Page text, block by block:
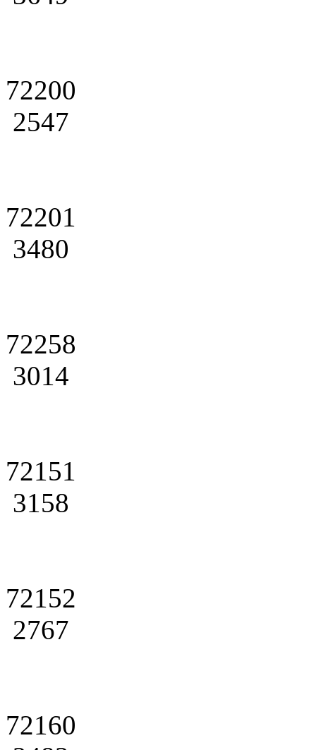
72200
2547
72201
3480
72258
3014
72151
3158
72152
2767
72160